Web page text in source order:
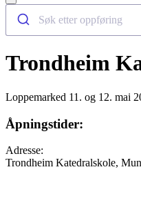
Trondheim
Loppemarked 11. og 12. mai
Åpningstider:
Adresse:
Trondheim Katedralskole,